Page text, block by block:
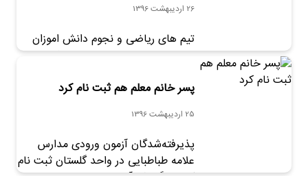
26 اردیبهشت 1396
تیم های ریاضی و نجوم دانش اموزان
علامه‌ای، در بخش مسابقات جشنواره
برترین ها جای گرفتند.
پسر خانم معلم هم ثبت نام کرد
25 اردیبهشت 1396
پذیرفته‌شدگان آزمون ورودی مدارس
علامه طباطبایی در واحد گلستان ثبت نام